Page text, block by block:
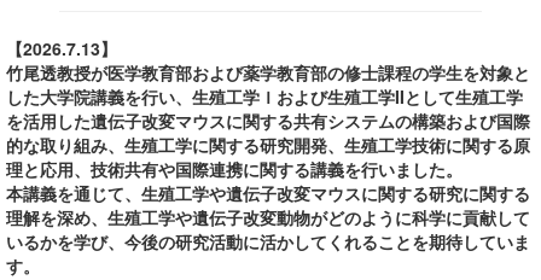
【2026.7.13】
竹尾透教授が医学教育部および薬学教育部の修士課程の学生を対象と
した大学院講義を行い、生殖工学Ｉおよび生殖工学IIとして生殖工学
を活用した遺伝子改変マウスに関する共有システムの構築および国際
的な取り組み、生殖工学に関する研究開発、生殖工学技術に関する原
理と応用、技術共有や国際連携に関する講義を行いました。
本講義を通じて、生殖工学や遺伝子改変マウスに関する研究に関する
理解を深め、生殖工学や遺伝子改変動物がどのように科学に貢献して
いるかを学び、今後の研究活動に活かしてくれることを期待していま
す。